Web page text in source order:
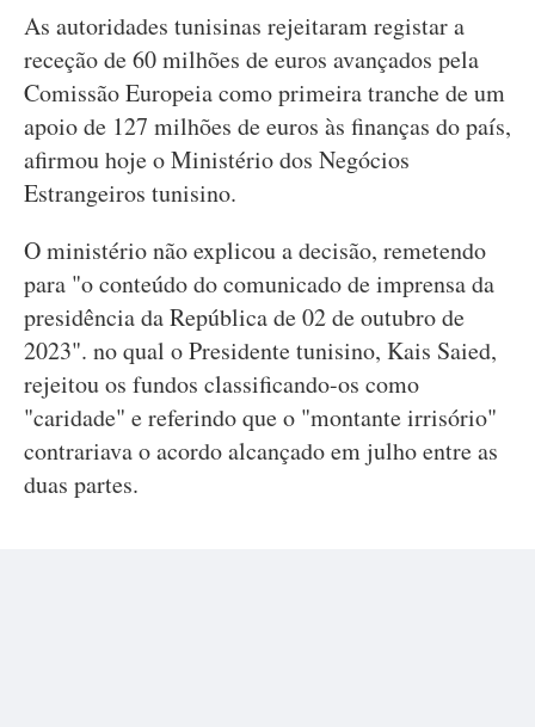
As autoridades tunisinas rejeitaram registar a
receção de 60 milhões de euros avançados pela
Comissão Europeia como primeira tranche de um
apoio de 127 milhões de euros às finanças do país,
afirmou hoje o Ministério dos Negócios
Estrangeiros tunisino.
O ministério não explicou a decisão, remetendo
para "o conteúdo do comunicado de imprensa da
presidência da República de 02 de outubro de
2023". no qual o Presidente tunisino, Kais Saied,
rejeitou os fundos classificando-os como
"caridade" e referindo que o "montante irrisório"
contrariava o acordo alcançado em julho entre as
duas partes.